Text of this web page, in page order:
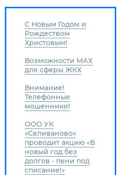
С Новым Годом и
Рождеством
Христовым!
Возможности МАХ
для сферы ЖКХ
Внимание!
Телефонные
мошенники!
ООО УК
«Селиваново»
проводит акцию «В
новый год без
долгов - пени под
списание!»